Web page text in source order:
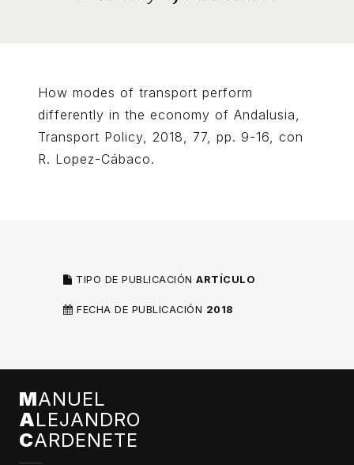
How modes of transport perform
differently in the economy of Andalusia,
Transport Policy, 2018, 77, pp. 9-16, con
R. Lopez-Cábaco.
TIPO DE PUBLICACIÓN ARTÍCULO
FECHA DE PUBLICACIÓN 2018
MANUEL
ALEJANDRO
CARDENETE